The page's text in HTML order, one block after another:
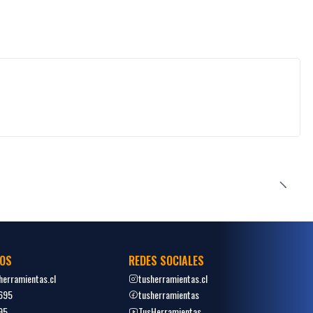
REDES SOCIALES
tusherramientas.cl
tusherramientas